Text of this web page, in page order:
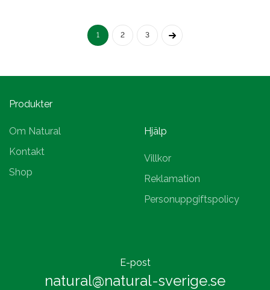
1 2 3
Produkter
Om Natural
Kontakt
Shop
Hjälp
Villkor
Reklamation
Personuppgiftspolicy
E-post
natural@natural-sverige.se